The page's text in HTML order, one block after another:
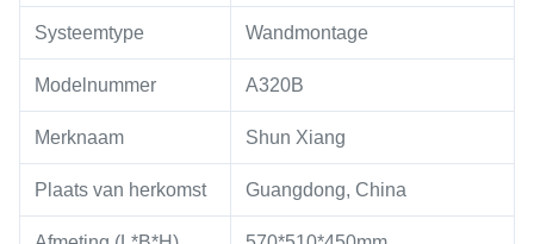
Systeemtype Wandmontage
Modelnummer A320B
Merknaam Shun Xiang
Plaats van herkomst Guangdong, China